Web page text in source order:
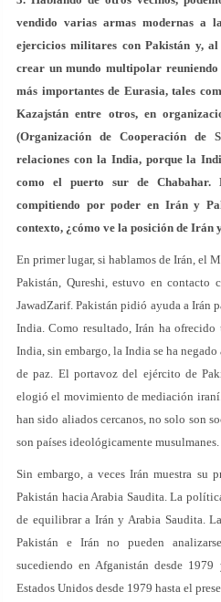
vendido varias armas modernas a
ejercicios militares con Pakistán y,
crear un mundo multipolar
más importantes de Eurasia, tales
Kazajstán entre otros, en
(Organización de Cooperación de
relaciones con la India, porque la
como el puerto sur de Chabahar.
compitiendo por poder en Irán y
contexto, ¿cómo ve la posición de Irán
En primer lugar, si hablamos de Irán, el
Pakistán, Qureshi, estuvo en
JawadZarif. Pakistán pidió ayuda a Irán
India. Como resultado, Irán ha
India, sin embargo, la India se ha
de paz. El portavoz del ejército de
elogió el movimiento de mediación
han sido aliados cercanos, no solo son
son países ideológicamente musulmanes.
Sin embargo, a veces Irán muestra su
Pakistán hacia Arabia Saudita. La
de equilibrar a Irán y Arabia Saudita.
Pakistán e Irán no pueden
sucediendo en Afganistán desde
Estados Unidos desde 1979 hasta el